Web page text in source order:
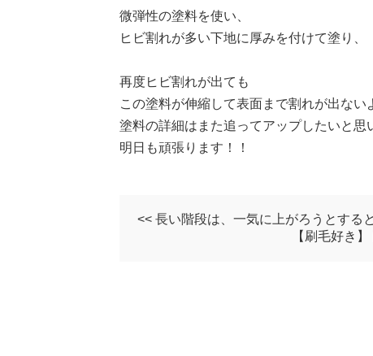
微弾性の塗料を使い、
ヒビ割れが多い下地に厚みを付けて塗り、
再度ヒビ割れが出ても
この塗料が伸縮して表面まで割れが出ない
塗料の詳細はまた追ってアップしたいと思
明日も頑張ります！！
<< 長い階段は、一気に上がろうとする
【刷毛好き